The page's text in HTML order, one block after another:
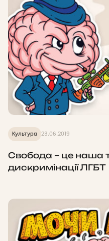
Культура 23.06.2019
Свобода – це наша
дискримінації ЛГБТ